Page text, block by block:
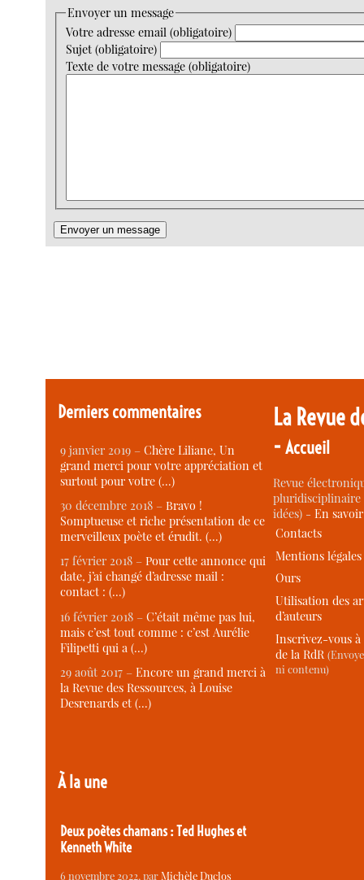
Envoyer un message
Votre adresse email (obligatoire)
Sujet (obligatoire)
Texte de votre message (obligatoire)
Derniers commentaires
9 janvier 2019 –Chère Liliane, Un
grand merci pour votre appréciation et
surtout pour votre (…)
30 décembre 2018 –Bravo !
Somptueuse et riche présentation de ce
merveilleux poète et érudit. (…)
17 février 2018 –Pour cette annonce qui
date, j’ai changé d’adresse mail :
contact : (…)
16 février 2018 –C’était même pas lui,
mais c’est tout comme : c’est Aurélie
Filipetti qui a (…)
29 août 2017 –Encore un grand merci à
la Revue des Ressources, à Louise
Desrenards et (…)
À la une
Deux poètes chamans : Ted Hughes et
Kenneth White
6 novembre 2022, parMichèle Duclos
La Revue
-Accueil
Revue
idées) -En
Contacts
Mentions légales
Ours
Utilisation des
d’auteurs
Inscrivez-vous
de la RdR
ni contenu)